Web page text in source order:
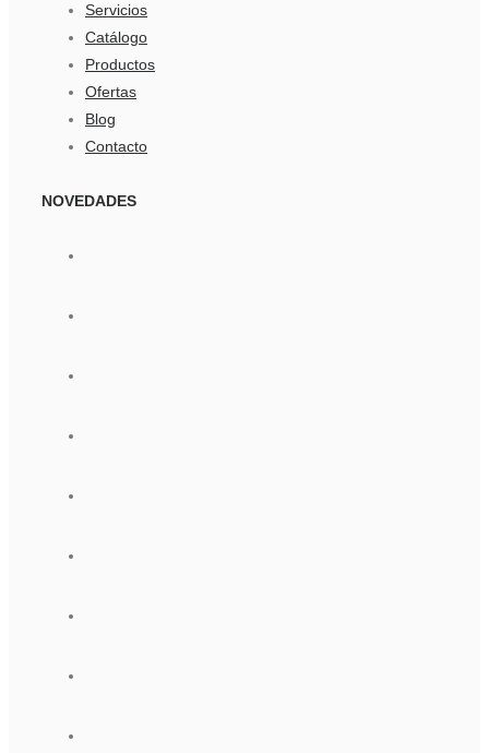
Servicios
Catálogo
Productos
Ofertas
Blog
Contacto
NOVEDADES